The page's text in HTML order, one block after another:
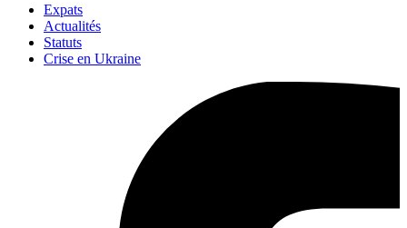
Expats
Actualités
Statuts
Crise en Ukraine